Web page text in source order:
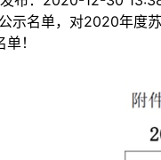
示名单，对2020年度
！